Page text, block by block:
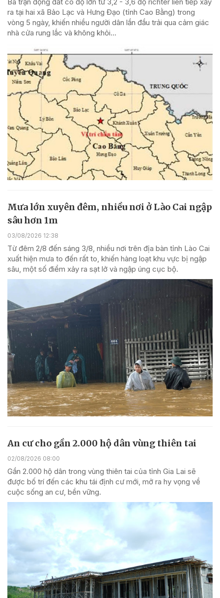
ra tại hai xã Bảo Lạc và Hưng Đạo (tỉnh Cao Bằng) trong
vòng 5 ngày, khiến nhiều người dân lần đầu trải qua cảm giác
nhà cửa rung lắc và không khỏi...
Mưa lớn xuyên đêm, nhiều nơi ở Lào Cai ngập
sâu hơn 1m
03/08/2026 12:38
Từ đêm 2/8 đến sáng 3/8, nhiều nơi trên địa bàn tỉnh Lào Cai
xuất hiện mưa to đến rất to, khiến hàng loạt khu vực bị ngập
sâu, một số điểm xảy ra sạt lở và ngập úng cục bộ.
An cư cho gần 2.000 hộ dân vùng thiên tai
02/08/2026 08:00
Gần 2.000 hộ dân trong vùng thiên tai của tỉnh Gia Lai sẽ
được bố trí đến các khu tái định cư mới, mở ra hy vọng về
cuộc sống an cư, bền vững.